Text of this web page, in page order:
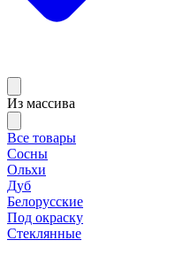
Из массива
Все товары
Сосны
Ольхи
Дуб
Белорусские
Под окраску
Стеклянные